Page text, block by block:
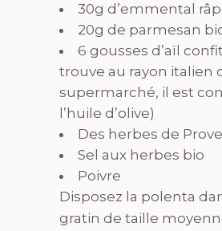
30g d’emmental
20g de parmesan
6 gousses d’aïl
trouve au rayon italien
supermarché, il est
l’huile d’olive)
Des herbes de
Sel aux herbes bio
Poivre
Disposez la polenta
gratin de taille